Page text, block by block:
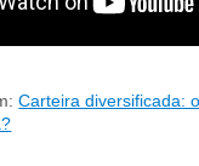
Carteira diversificada: